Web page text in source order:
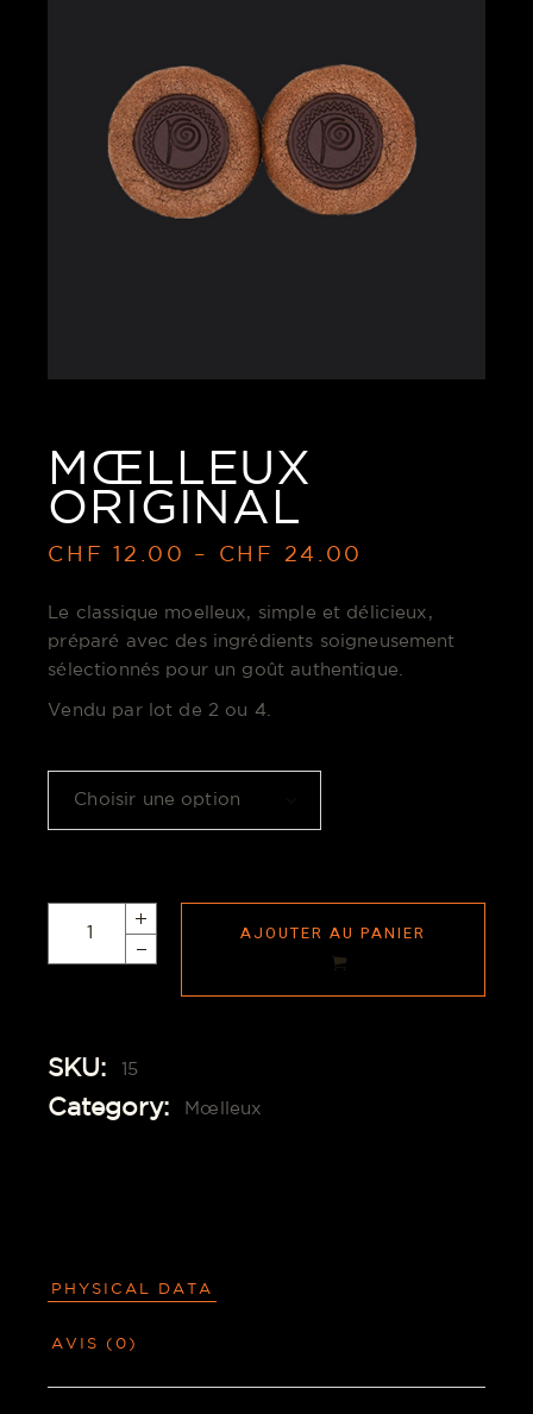
MŒLLEUX
ORIGINAL
CHF 12.00 – CHF 24.00
Le classique moelleux, simple et délicieux,
préparé avec des ingrédients soigneusement
sélectionnés pour un goût authentique.
Vendu par lot de 2 ou 4.
Choisir une option
AJOUTER AU PANIER
SKU: 15
Category: Mœlleux
PHYSICAL DATA
AVIS (0)